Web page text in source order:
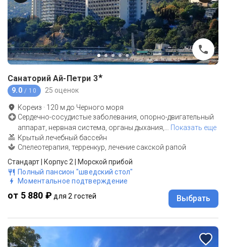
Санаторий Ай-Петри 3★
9.0 / 10 25 оценок
Кореиз · 120 м до Черного моря
Сердечно-сосудистые заболевания, опорно-двигательный
аппарат, нервная система, органы дыхания,
Показать еще
Крытый лечебный бассейн
Спелеотерапия, терренкур, лечение сакской рапой
Стандарт | Корпус 2 | Морской прибой
Полный пансион "шведский стол"
Моментальное подтверждение
от 5 880 ₽ для 2 гостей Выбрать